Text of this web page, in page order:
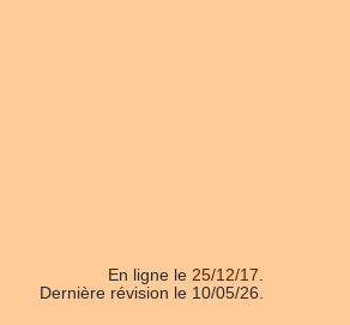
En ligne le 25/12/17
Dernière révision le 10/05/26.